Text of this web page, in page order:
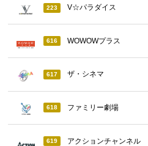
223 V☆パラダイス
616 WOWOWプラス
617 ザ・シネマ
618 ファミリー劇場
619 アクションチャンネル